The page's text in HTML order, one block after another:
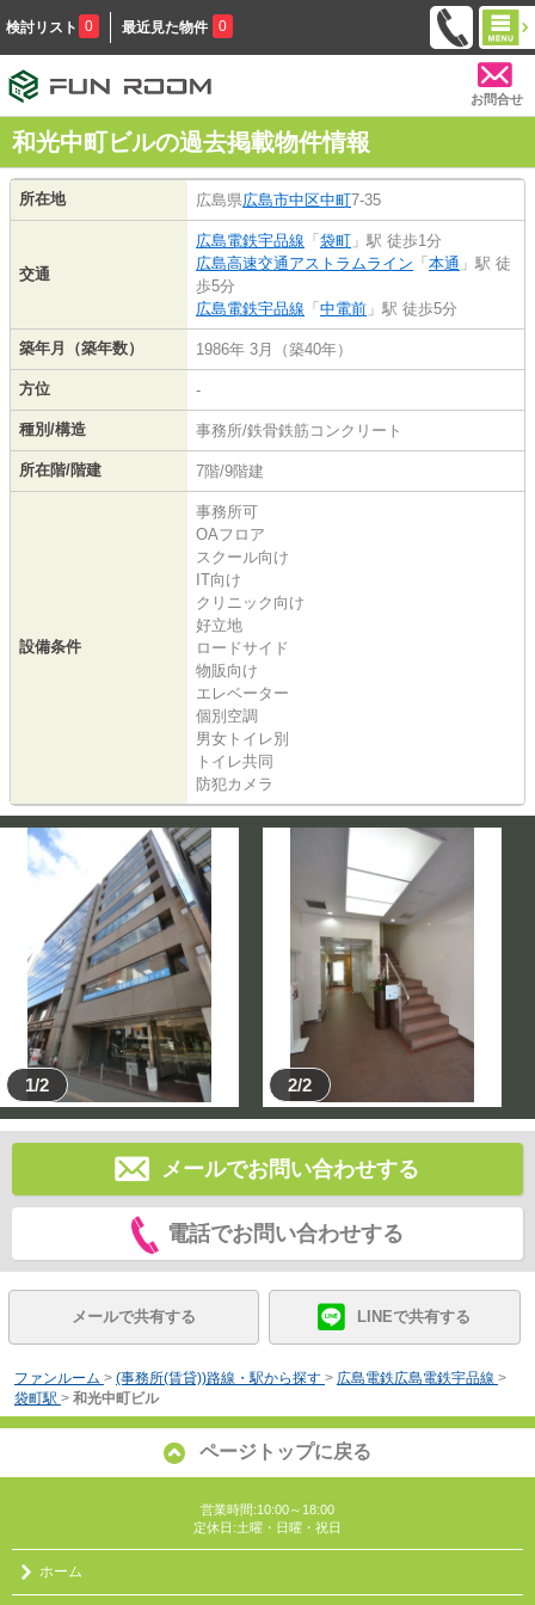
検討リスト 0 最近見た物件 0
お問合せ
和光中町ビルの過去掲載物件情報
所在地 広島県広島市中区中町7-35
交通
広島電鉄宇品線 「 袋町 」駅 徒歩1分
広島高速交通アストラムライン 「 本通 」駅 徒
歩5分
広島電鉄宇品線 「 中電前 」駅 徒歩5分
築年月（築年数） 1986年 3月（築40年）
方位 -
種別/構造 事務所/鉄骨鉄筋コンクリート
所在階/階建 7階/9階建
設備条件
事務所可
OAフロア
スクール向け
IT向け
クリニック向け
好立地
ロードサイド
物販向け
エレベーター
個別空調
男女トイレ別
トイレ共同
防犯カメラ
1/2 2/2
メールでお問い合わせする
電話でお問い合わせする
メールで共有する LINEで共有する
ファンルーム > (事務所(賃貸))路線・駅から探す > 広島電鉄広島電鉄宇品線 >
袋町駅 > 和光中町ビル
ページトップに戻る
営業時間:10:00～18:00
定休日:土曜・日曜・祝日
ホーム